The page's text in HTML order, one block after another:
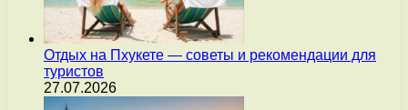
Отдых на Пхукете — советы и рекомендации для
туристов
27.07.2026